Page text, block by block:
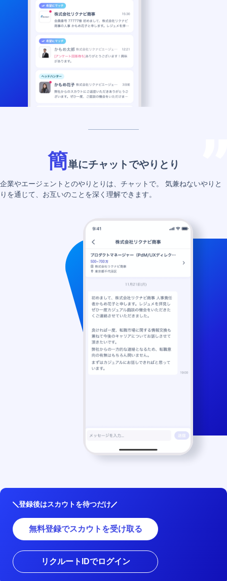
簡単にチャットでやりとり
企業やエージェントとのやりとりは、チャットで。
気兼ねないやりと
りを通じて、お互いのことを深く理解できます。
登録後はスカウトを待つだけ
無料登録でスカウトを受け取る
リクルートIDでログイン